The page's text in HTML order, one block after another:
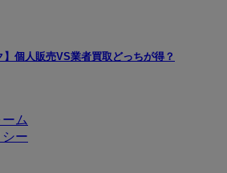
】個人販売VS業者買取どっちが得？
ム
ー